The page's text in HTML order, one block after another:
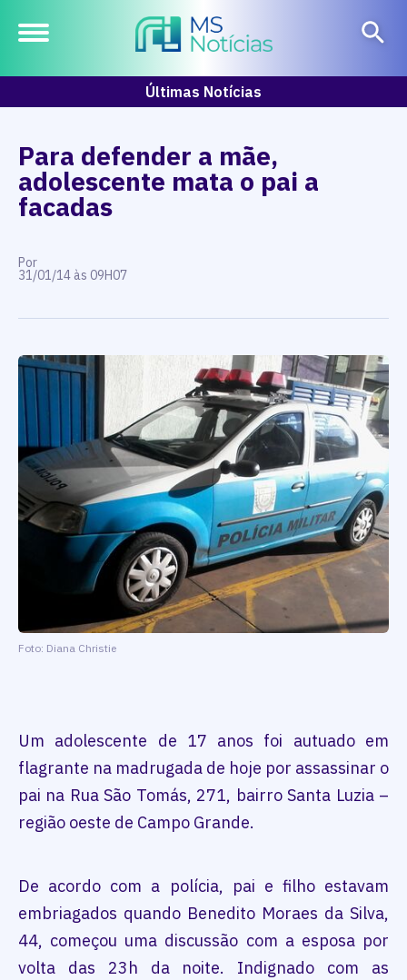
Últimas Notícias
Para defender a mãe,
adolescente mata o pai a
facadas
Por
31/01/14 às 09H07
Foto: Diana Christie
Um adolescente de 17 anos foi autuado em
flagrante na madrugada de hoje por assassinar o
pai na Rua São Tomás, 271, bairro Santa Luzia –
região oeste de Campo Grande.
De acordo com a polícia, pai e filho estavam
embriagados quando Benedito Moraes da Silva,
44, começou uma discussão com a esposa por
volta das 23h da noite. Indignado com as